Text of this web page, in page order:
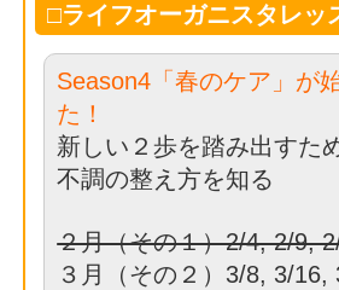
□ライフオーガニスタレッ
Season4「春のケア」が
た！
新しい２歩を踏み出すた
不調の整え方を知る
２月（その１）2/4, 2/9,
３月（その２）3/8, 3/16,